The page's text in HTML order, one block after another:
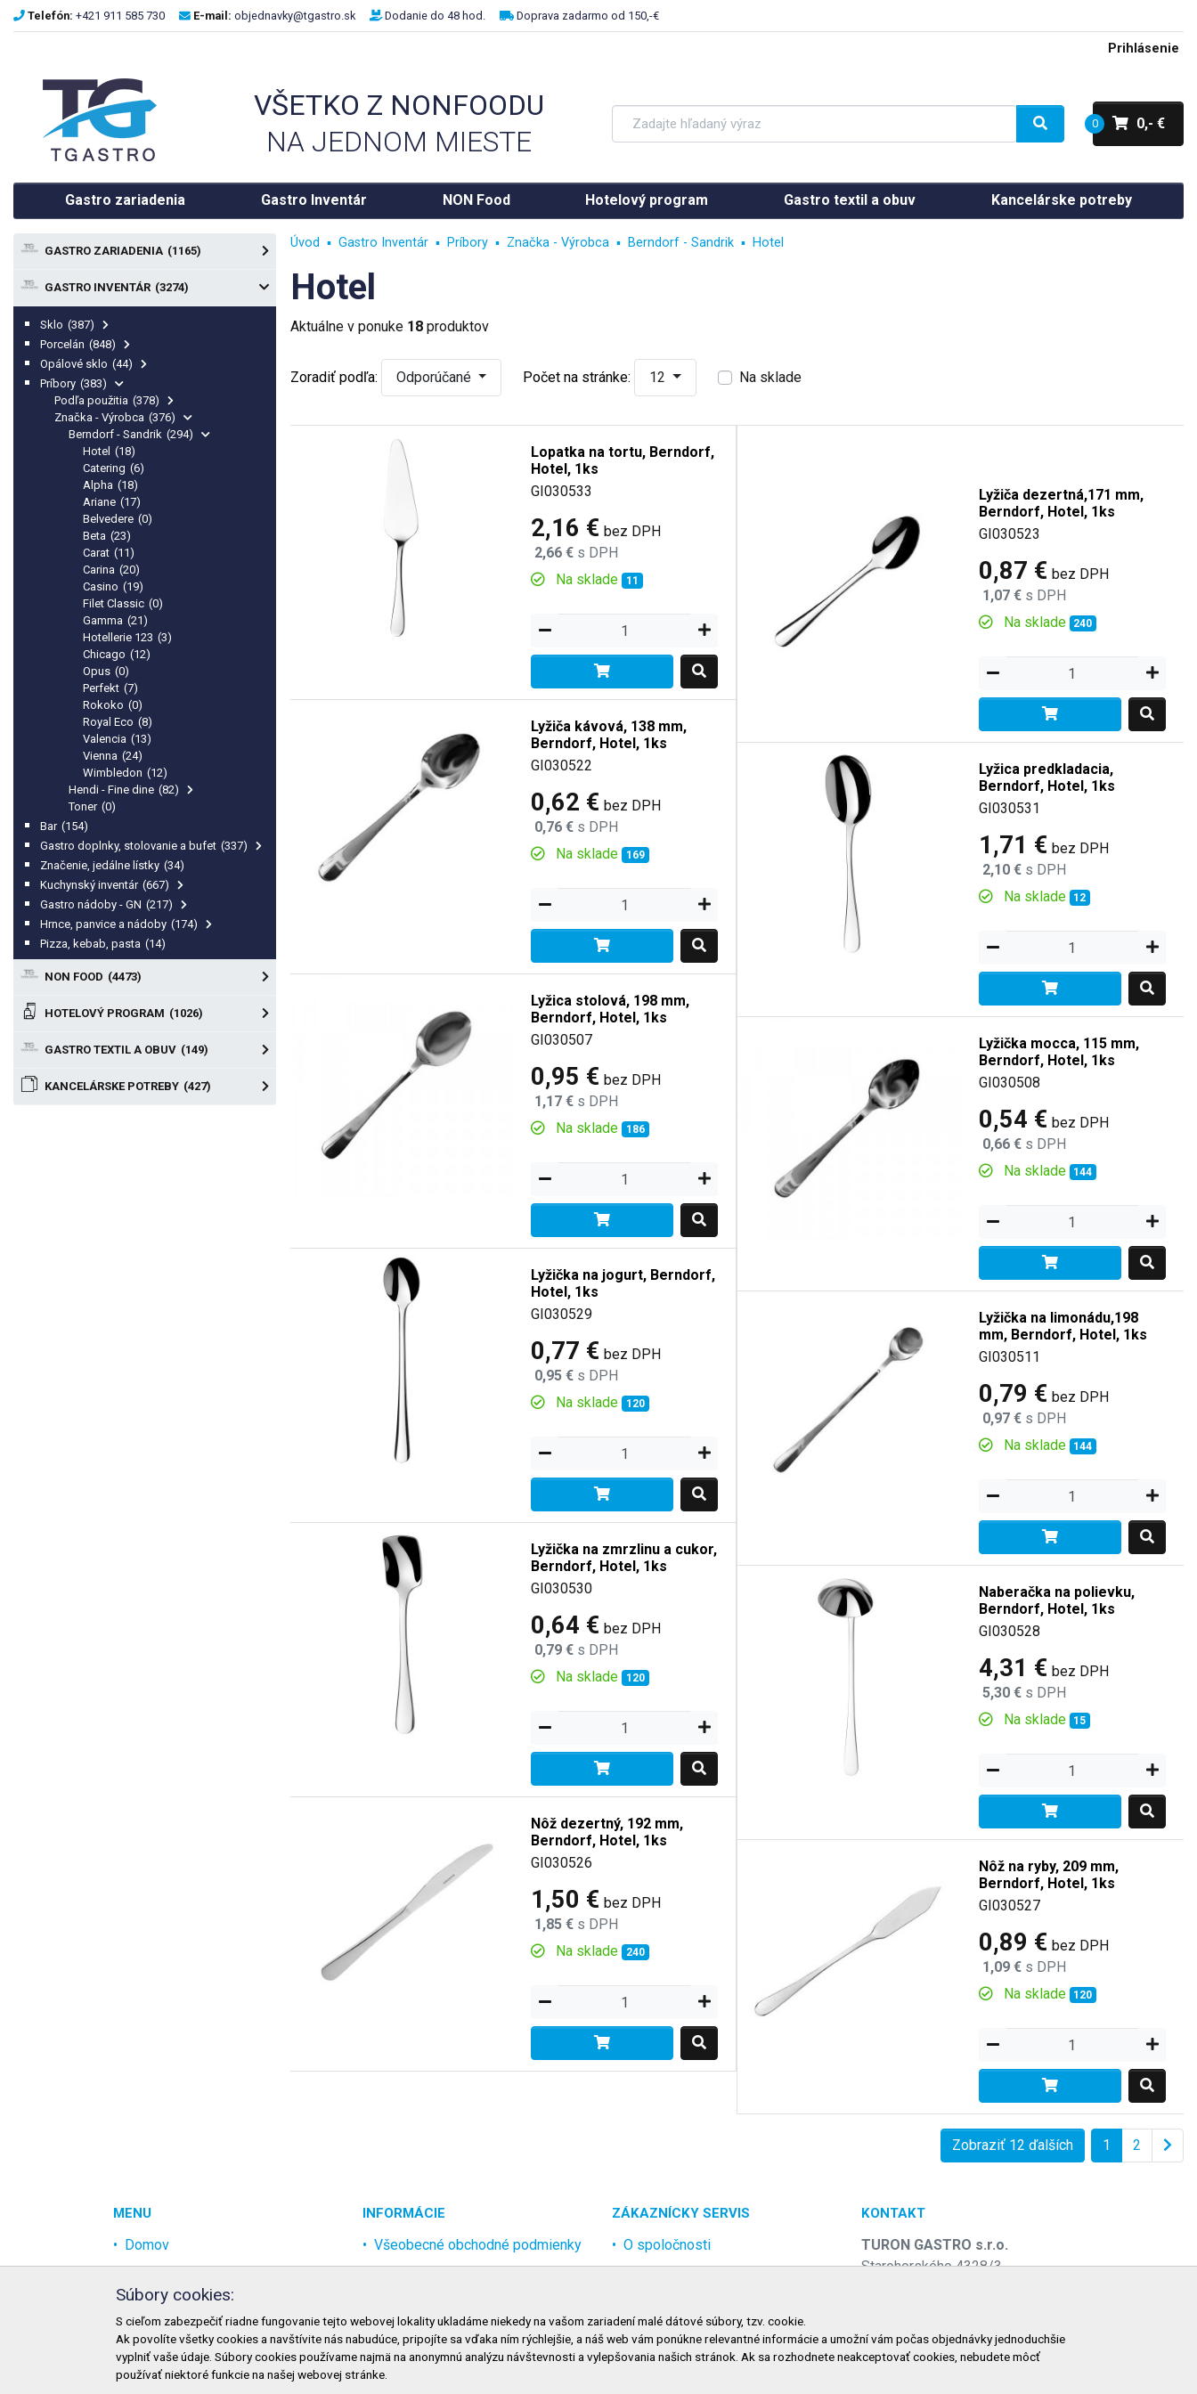
Telefón: +421 911 585 730 E-mail: objednavky@tgastro.sk Dodanie do 48 hod. Doprava zadarmo od 150,-€
Prihlásenie
VŠETKO Z NONFOODU
NA JEDNOM MIESTE
0 0,- €
Gastro zariadenia Gastro Inventár NON Food Hotelový program Gastro textil a obuv Kancelárske potreby
GASTRO ZARIADENIA (1165)
GASTRO INVENTÁR (3274)
Sklo (387)
Porcelán (848)
Opálové sklo (44)
Príbory (383)
Podľa použitia (378)
Značka - Výrobca (376)
Berndorf - Sandrik (294)
Hotel (18)
Catering (6)
Alpha (18)
Ariane (17)
Belvedere (0)
Beta (23)
Carat (11)
Carina (20)
Casino (19)
Filet Classic (0)
Gamma (21)
Hotellerie 123 (3)
Chicago (12)
Opus (0)
Perfekt (7)
Rokoko (0)
Royal Eco (8)
Valencia (13)
Vienna (24)
Wimbledon (12)
Hendi - Fine dine (82)
Toner (0)
Bar (154)
Gastro doplnky, stolovanie a bufet (337)
Značenie, jedálne lístky (34)
Kuchynský inventár (667)
Gastro nádoby - GN (217)
Hrnce, panvice a nádoby (174)
Pizza, kebab, pasta (14)
NON FOOD (4473)
HOTELOVÝ PROGRAM (1026)
GASTRO TEXTIL A OBUV (149)
KANCELÁRSKE POTREBY (427)
Úvod Gastro Inventár Príbory Značka - Výrobca Berndorf - Sandrik Hotel
Hotel
Aktuálne v ponuke 18produktov
Zoradiť podľa: Odporúčané Počet na stránke: 12 Na sklade
Lopatka na tortu, Berndorf,
Hotel, 1ks
GI030533
2,16 € bez DPH
2,66 € s DPH
Na sklade
11
Lyžiča dezertná,171 mm,
Berndorf, Hotel, 1ks
GI030523
0,87 € bez DPH
1,07 € s DPH
Na sklade
240
Lyžiča kávová, 138 mm,
Berndorf, Hotel, 1ks
GI030522
0,62 € bez DPH
0,76 € s DPH
Na sklade
169
Lyžica predkladacia,
Berndorf, Hotel, 1ks
GI030531
1,71 € bez DPH
2,10 € s DPH
Na sklade
12
Lyžica stolová, 198 mm,
Berndorf, Hotel, 1ks
GI030507
0,95 € bez DPH
1,17 € s DPH
Na sklade
186
Lyžička mocca, 115 mm,
Berndorf, Hotel, 1ks
GI030508
0,54 € bez DPH
0,66 € s DPH
Na sklade
144
Lyžička na jogurt, Berndorf,
Hotel, 1ks
GI030529
0,77 € bez DPH
0,95 € s DPH
Na sklade
120
Lyžička na limonádu,198
mm, Berndorf, Hotel, 1ks
GI030511
0,79 € bez DPH
0,97 € s DPH
Na sklade
144
Lyžička na zmrzlinu a cukor,
Berndorf, Hotel, 1ks
GI030530
0,64 € bez DPH
0,79 € s DPH
Na sklade
120
Naberačka na polievku,
Berndorf, Hotel, 1ks
GI030528
4,31 € bez DPH
5,30 € s DPH
Na sklade
15
Nôž dezertný, 192 mm,
Berndorf, Hotel, 1ks
GI030526
1,50 € bez DPH
1,85 € s DPH
Na sklade
240
Nôž na ryby, 209 mm,
Berndorf, Hotel, 1ks
GI030527
0,89 € bez DPH
1,09 € s DPH
Na sklade
120
Zobraziť 12 ďalších 1 2
MENU
Domov
Akcia
Najpredávanejšie
Odvetvia
Novinky
INFORMÁCIE
Všeobecné obchodné podmienky
Ochrana osobných údajov
Možnosti dopravy
Možnosti platby
Zmeniť nastavenie cookies
ZÁKAZNÍCKY SERVIS
O spoločnosti
Kontakt
KONTAKT
TURON GASTRO s.r.o.
Starohorského 4328/3
Telefón:+421 911 585 730
Súbory cookies:
S cieľom zabezpečiť riadne fungovanie tejto webovej lokality ukladáme niekedy na vašom zariadení malé dátové súbory, tzv. cookie.
Ak povolíte všetky cookies a navštívite nás nabudúce, pripojíte sa vďaka ním rýchlejšie, a náš web vám ponúkne relevantné informácie a umožní vám počas objednávky jednoduchšie
vyplniť vaše údaje. Súbory cookies používame najmä na anonymnú analýzu návštevnosti a vylepšovania našich stránok. Ak sa rozhodnete neakceptovať cookies, nebudete môcť
používať niektoré funkcie na našej webovej stránke.